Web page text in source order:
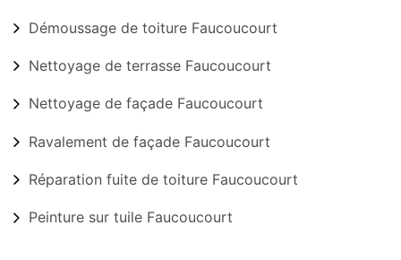
Démoussage de toiture Faucoucourt
Nettoyage de terrasse Faucoucourt
Nettoyage de façade Faucoucourt
Ravalement de façade Faucoucourt
Réparation fuite de toiture Faucoucourt
Peinture sur tuile Faucoucourt